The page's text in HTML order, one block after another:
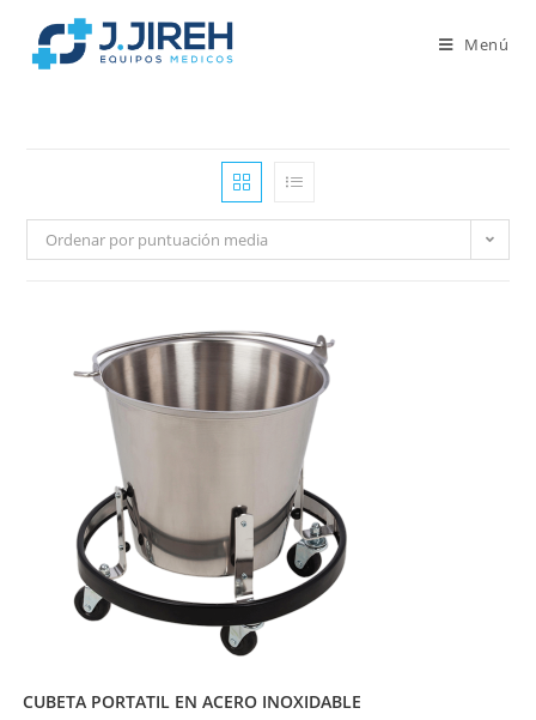
Menú
Ordenar por puntuación media
CUBETA PORTATIL EN ACERO INOXIDABLE